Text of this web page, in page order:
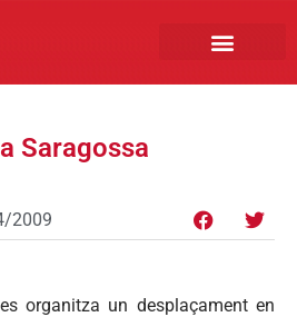
Saragossa
2009
organitza un desplaçament en